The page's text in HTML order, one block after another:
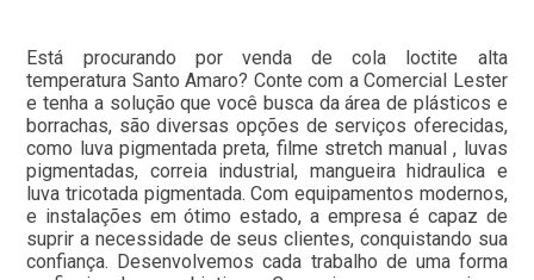
Está procurando por venda de cola loctite alta
temperatura Santo Amaro? Conte com a Comercial Lester
e tenha a solução que você busca da área de plásticos e
borrachas, são diversas opções de serviços oferecidas,
como luva pigmentada preta, filme stretch manual , luvas
pigmentadas, correia industrial, mangueira hidraulica e
luva tricotada pigmentada. Com equipamentos modernos,
e instalações em ótimo estado, a empresa é capaz de
suprir a necessidade de seus clientes, conquistando sua
confiança. Desenvolvemos cada trabalho de uma forma